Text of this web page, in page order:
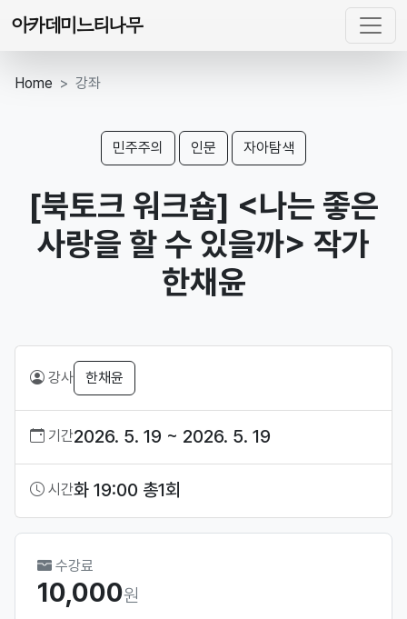
아카데미느티나무
Home 강좌
민주주의 인문 자아탐색
[북토크 워크숍] <나는 좋은
사랑을 할 수 있을까> 작가
한채윤
강사 한채윤
기간2026. 5. 19 ~ 2026. 5. 19
시간화 19:00 총1회
수강료
10,000원